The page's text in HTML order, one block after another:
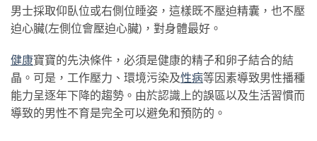
男士採取仰臥位或右側位睡姿，這樣既不壓迫精囊，也不壓
迫心臟(左側位會壓迫心臟)，對身體最好。
健康寶寶的先決條件，必須是健康的精子和卵子結合的結
晶。可是，工作壓力、環境污染及性病等因素導致男性播種
能力呈逐年下降的趨勢。由於認識上的誤區以及生活習慣而
導致的男性不育是完全可以避免和預防的。